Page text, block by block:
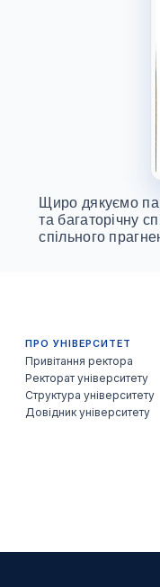
Щиро дякуємо
та багаторічну
спільного
ПРО УНІВЕРСИТЕТ
Привітання ректора
Ректорат університету
Структура університету
Довідник університету